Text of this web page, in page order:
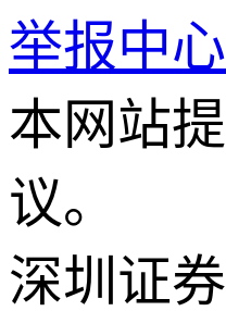
举报中心
本网站
议。
深圳证